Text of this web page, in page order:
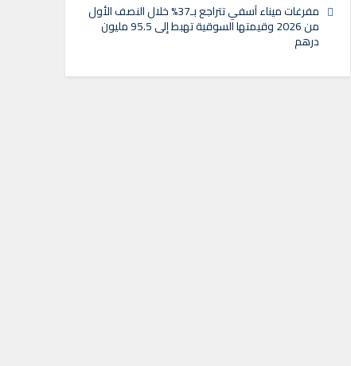
مفرغات ميناء آسفي تتراجع بـ37% خلال النصف الأول
من 2026 وقيمتها السوقية تهبط إلى 95.5 مليون
درهم